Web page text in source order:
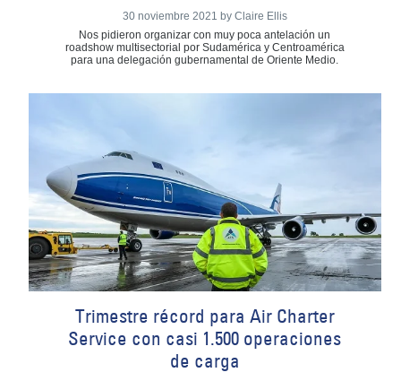
30 noviembre 2021 by Claire Ellis
Nos pidieron organizar con muy poca antelación un
roadshow multisectorial por Sudamérica y Centroamérica
para una delegación gubernamental de Oriente Medio.
​​Trimestre récord para Air Charter
Service con casi 1.500 operaciones
de carga